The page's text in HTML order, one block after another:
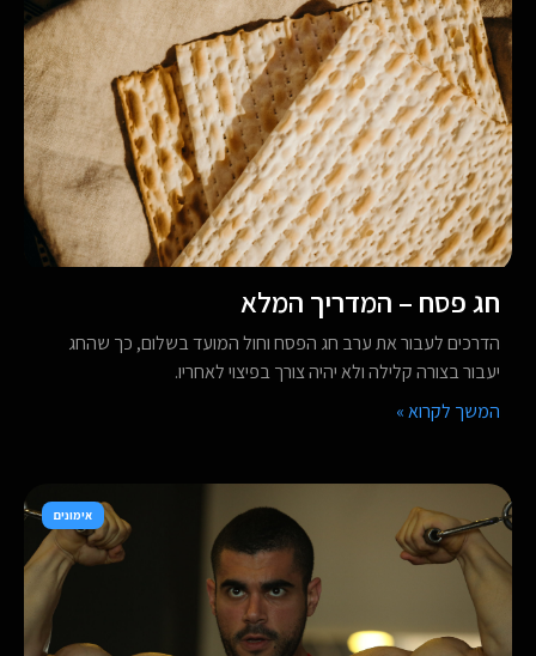
חג פסח – המדריך המלא
הדרכים לעבור את ערב חג הפסח וחול המועד בשלום, כך שהחג
יעבור בצורה קלילה ולא יהיה צורך בפיצוי לאחריו.
המשך לקרוא »
אימונים